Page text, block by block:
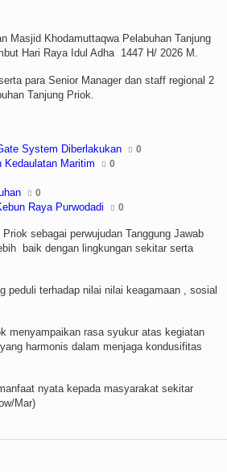
Masjid Khodamuttaqwa Pelabuhan Tanjung
Hari Raya Idul Adha 1447 H/ 2026 M.
para Senior Manager dan staff regional 2
Tanjung Priok.
System Diberlakukan 0
Kedaulatan Maritim 0
0
Raya Purwodadi 0
sebagai perwujudan Tanggung Jawab
baik dengan lingkungan sekitar serta
peduli terhadap nilai nilai keagamaan , sosial
menyampaikan rasa syukur atas kegiatan
harmonis dalam menjaga kondusifitas
nyata kepada masyarakat sekitar
Mar)